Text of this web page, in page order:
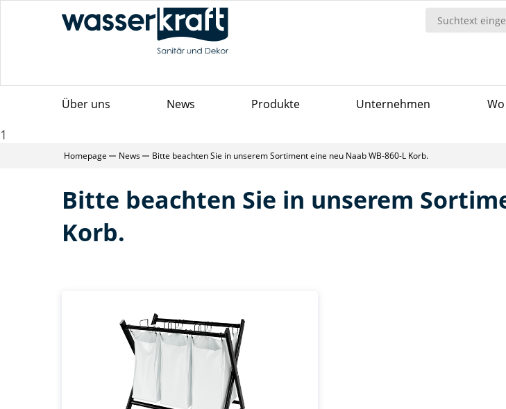
Über uns News Produkte Unternehmen
1
Homepage News Bitte beachten Sie in unserem Sortiment eine neu Naab WB-860-L Korb.
Bitte beachten Sie in unserem
Korb.